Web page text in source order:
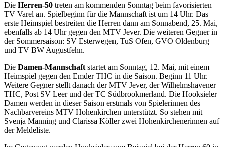
Die Herren-50 treten am kommenden Sonntag beim favorisierten
TV Varel an. Spielbeginn für die Mannschaft ist um 14 Uhr. Das
erste Heimspiel bestreiten die Herren dann am Sonnabend, 25. Mai,
ebenfalls ab 14 Uhr gegen den MTV Jever. Die weiteren Gegner in
der Sommersaison: SV Esterwegen, TuS Ofen, GVO Oldenburg
und TV BW Augustfehn.
Die Damen-Mannschaft startet am Sonntag, 12. Mai, mit einem
Heimspiel gegen den Emder THC in die Saison. Beginn 11 Uhr.
Weitere Gegner stellt danach der MTV Jever, der Wilhelmshavener
THC, Post SV Leer und der TC Südbrookmerland. Die Hooksieler
Damen werden in dieser Saison erstmals von Spielerinnen des
Nachbarvereins MTV Hohenkirchen unterstützt. So stehen mit
Svenja Manning und Clarissa Köller zwei Hohenkirchenerinnen auf
der Meldeliste.